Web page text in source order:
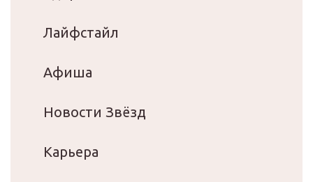
Лайфстайл
Афиша
Новости Звёзд
Карьера